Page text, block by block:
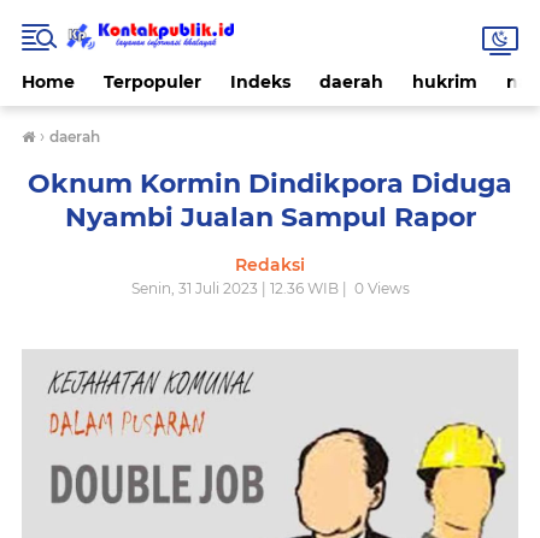
Home Terpopuler Indeks daerah hukrim
› daerah
Oknum Kormin Dindikpora Diduga
Nyambi Jualan Sampul Rapor
Redaksi
Senin, 31 Juli 2023 | 12.36 WIB | 0Views